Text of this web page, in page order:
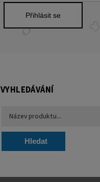
Přihlásit se
VYHLEDÁVÁNÍ
Hledat